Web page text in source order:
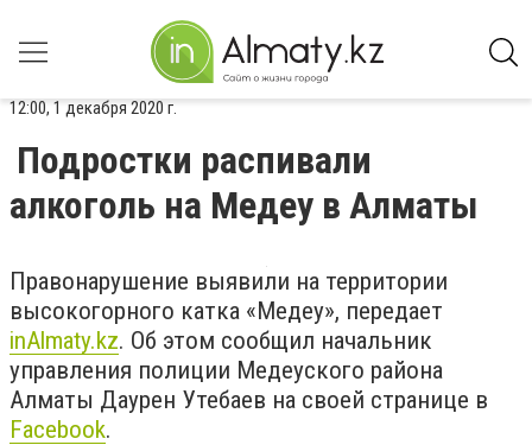
12:00, 1 декабря 2020 г.
Подростки распивали
алкоголь на Медеу в Алматы
Правонарушение выявили на территории
высокогорного катка «Медеу», передает
inAlmaty.kz. Об этом сообщил начальник
управления полиции Медеуского района
Алматы Даурен Утебаев на своей странице в
Facebook.